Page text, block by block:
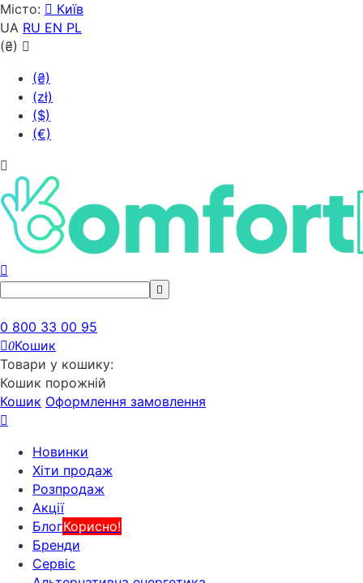
Місто:
Київ
UA RU EN PL
(₴)
(₴)
(zł)
($)
(€)
0 800 33 00 95
0Кошик
Товари у кошику:
Кошик порожній
Кошик Оформлення замовлення
Новинки
Хіти продаж
Розпродаж
Акції
БлогКорисно!
Бренди
Сервіс